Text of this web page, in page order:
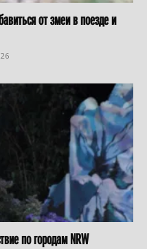
от змеи в поезде и
по городам NRW